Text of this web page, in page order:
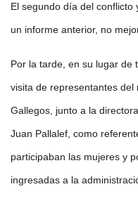
El segundo día del conflicto
un informe anterior, no
Por la tarde, en su lugar de
visita de representantes
Gallegos, junto a la
Juan Pallalef, como
participaban las mujeres y
ingresadas a la